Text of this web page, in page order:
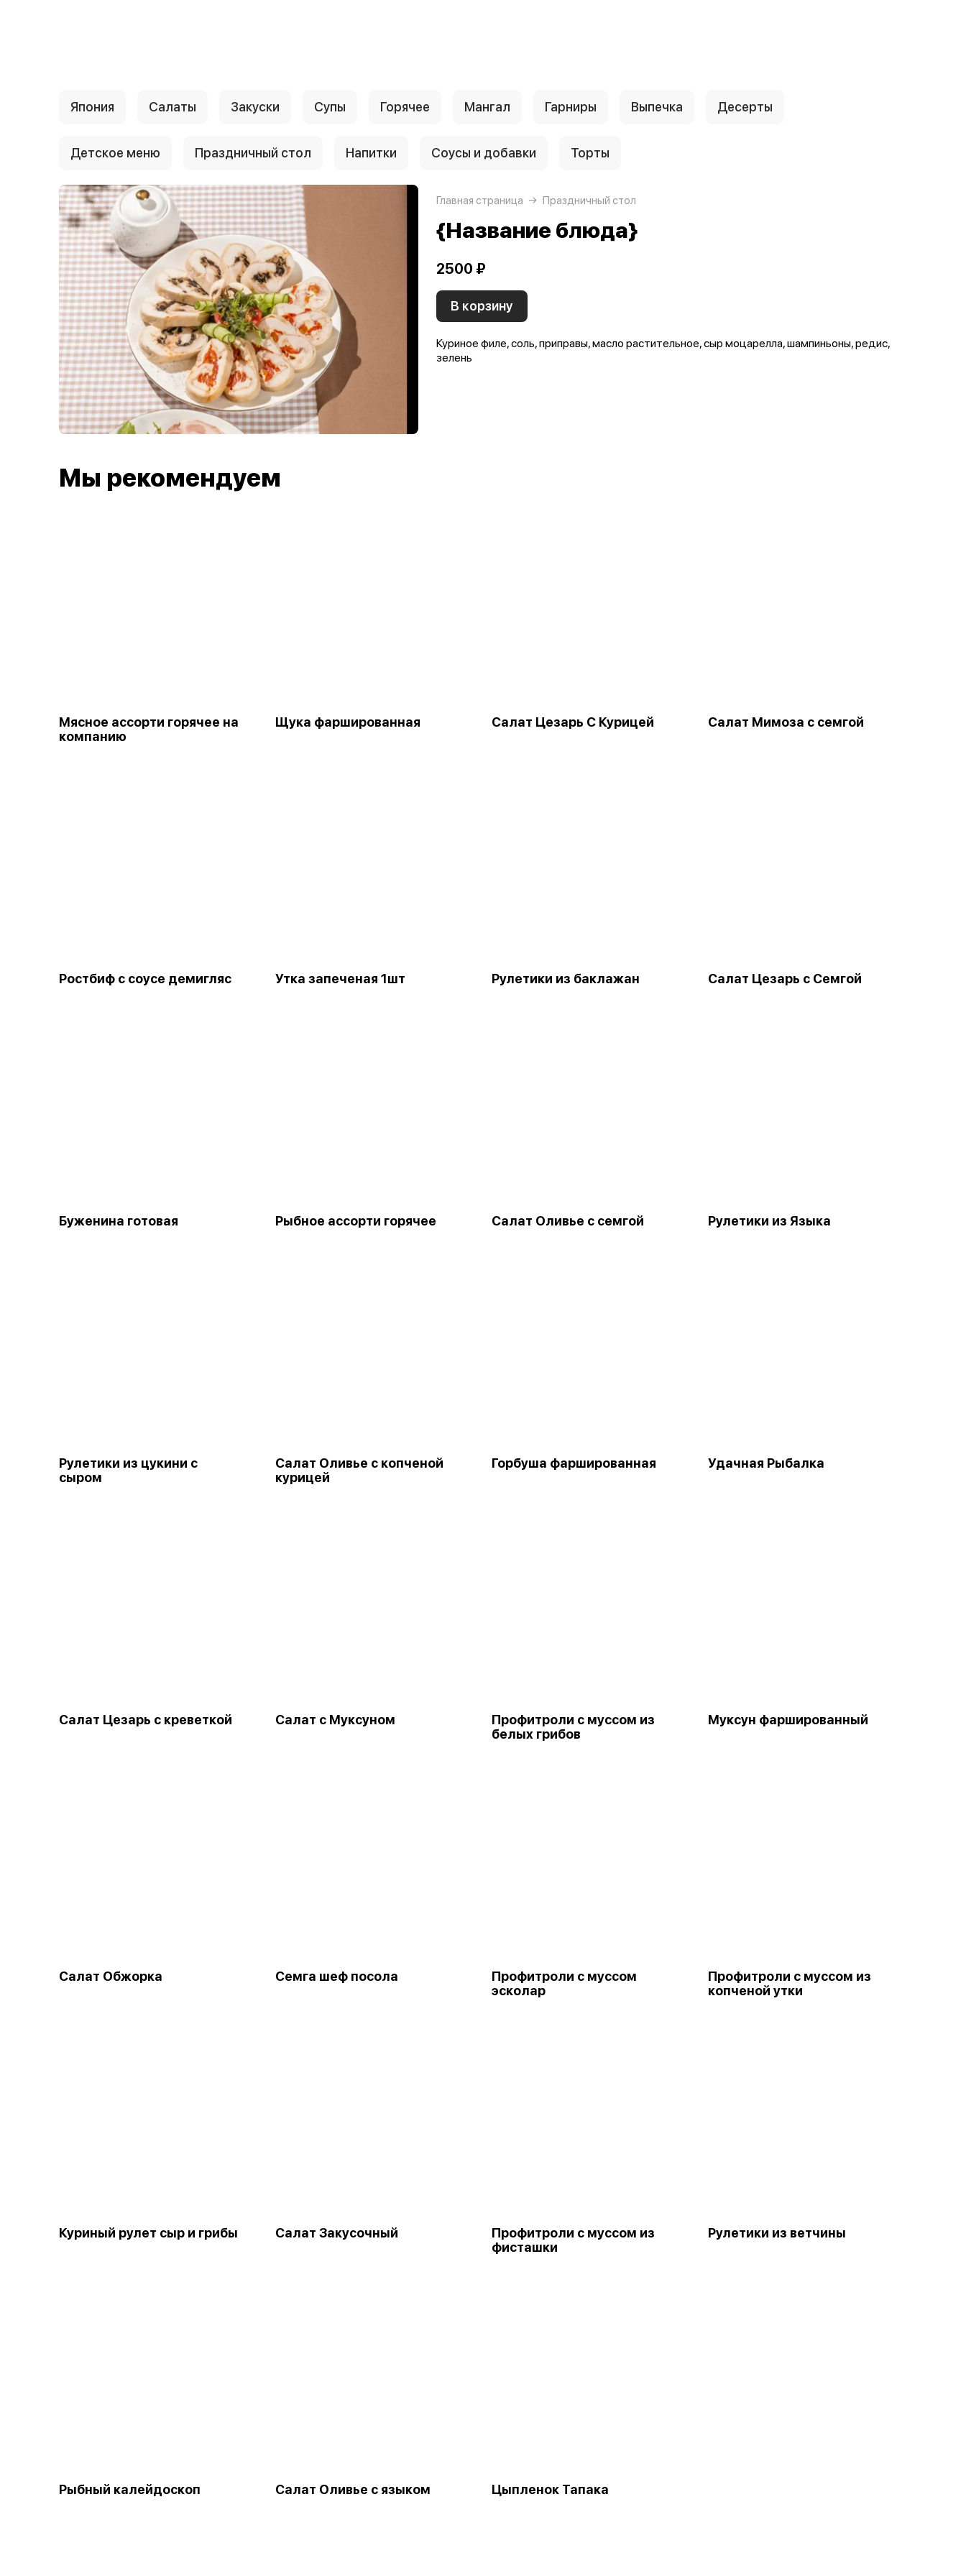
Япония Салаты Закуски Супы Горячее Мангал Гарниры Выпечка Десерты
Детское меню Праздничный стол Напитки Соусы и добавки Торты
Главная страница Праздничный стол
{Название блюда}
2500 ₽
В корзину
Куриное филе, соль, приправы, масло растительное, сыр моцарелла, шампиньоны, редис,
зелень
Мы рекомендуем
Мясное ассорти горячее на
компанию
Щука фаршированная Салат Цезарь С Курицей Салат Мимоза с семгой
Ростбиф с соусе демигляс Утка запеченая 1шт Рулетики из баклажан Салат Цезарь с Семгой
Буженина готовая Рыбное ассорти горячее Салат Оливье с семгой Рулетики из Языка
Рулетики из цукини с
сыром
Салат Оливье с копченой
курицей
Горбуша фаршированная Удачная Рыбалка
Салат Цезарь с креветкой Салат с Муксуном
Профитроли с муссом из
белых грибов
Муксун фаршированный
Салат Обжорка Семга шеф посола
Профитроли с муссом
эсколар
Профитроли с муссом из
копченой утки
Куриный рулет сыр и грибы Салат Закусочный
Профитроли с муссом из
фисташки
Рулетики из ветчины
Рыбный калейдоскоп Салат Оливье с языком Цыпленок Тапака